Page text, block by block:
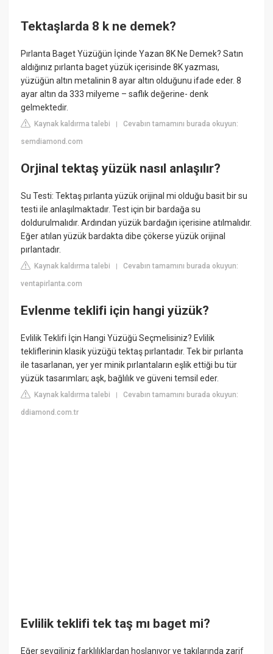
Tektaşlarda 8 k ne demek?
Pırlanta Baget Yüzüğün İçinde Yazan 8K Ne Demek? Satın
aldığınız pırlanta baget yüzük içerisinde 8K yazması,
yüzüğün altın metalinin 8 ayar altın olduğunu ifade eder. 8
ayar altın da 333 milyeme – saflık değerine- denk
gelmektedir.
Kaynak kaldırma talebi |Cevabın tamamını burada okuyun:
semdiamond.com
Orjinal tektaş yüzük nasıl anlaşılır?
Su Testi: Tektaş pırlanta yüzük orijinal mi olduğu basit bir su
testi ile anlaşılmaktadır. Test için bir bardağa su
doldurulmalıdır. Ardından yüzük bardağın içerisine atılmalıdır.
Eğer atılan yüzük bardakta dibe çökerse yüzük orijinal
pırlantadır.
Kaynak kaldırma talebi |Cevabın tamamını burada okuyun:
ventapirlanta.com
Evlenme teklifi için hangi yüzük?
Evlilik Teklifi İçin Hangi Yüzüğü Seçmelisiniz? Evlilik
tekliflerinin klasik yüzüğü tektaş pırlantadır. Tek bir pırlanta
ile tasarlanan, yer yer minik pırlantaların eşlik ettiği bu tür
yüzük tasarımları; aşk, bağlılık ve güveni temsil eder.
Kaynak kaldırma talebi |Cevabın tamamını burada okuyun:
ddiamond.com.tr
Evlilik teklifi tek taş mı baget mi?
Eğer sevgiliniz farklılıklardan hoşlanıyor ve takılarında zarif